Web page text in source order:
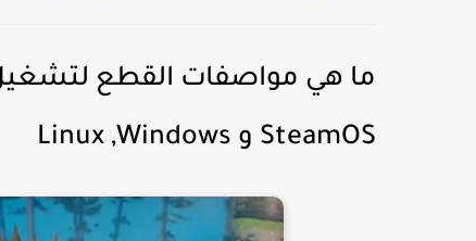
ما هي مواصفات القطع لتشغيل
SteamOS و Linux ,Windows